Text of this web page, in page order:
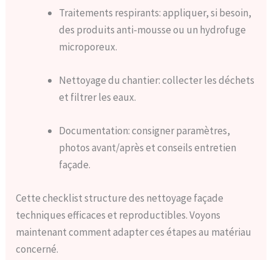
Traitements respirants: appliquer, si besoin,
des produits anti-mousse ou un hydrofuge
microporeux.
Nettoyage du chantier: collecter les déchets
et filtrer les eaux.
Documentation: consigner paramètres,
photos avant/après et conseils entretien
façade.
Cette checklist structure des nettoyage façade
techniques efficaces et reproductibles. Voyons
maintenant comment adapter ces étapes au matériau
concerné.